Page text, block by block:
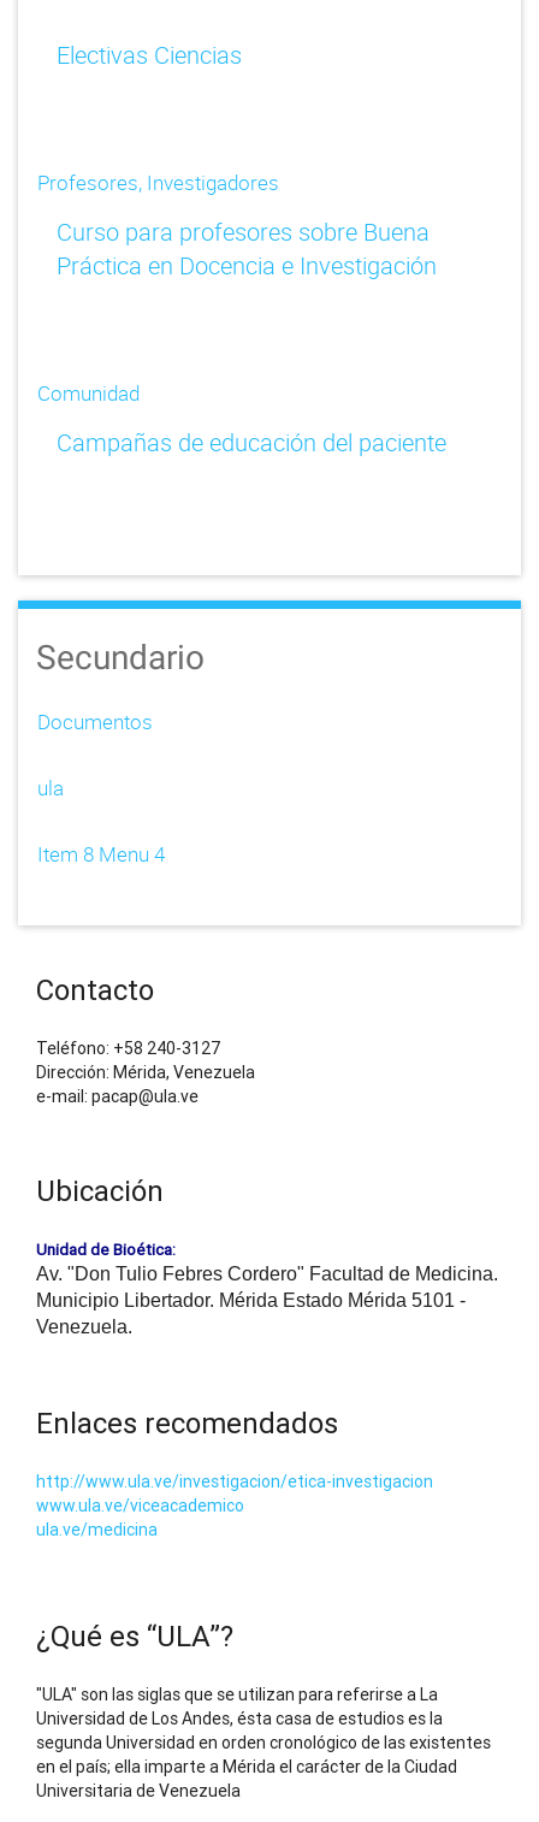
Electivas Ciencias
Profesores, Investigadores
Curso para profesores sobre Buena
Práctica en Docencia e Investigación
Comunidad
Campañas de educación del paciente
Secundario
Documentos
ula
Item 8 Menu 4
Contacto
Teléfono: +58 240-3127
Dirección: Mérida, Venezuela
e-mail: pacap@ula.ve
Ubicación
Unidad de Bioética:
Av. "Don Tulio Febres Cordero" Facultad de Medicina.
Municipio Libertador. Mérida Estado Mérida 5101 -
Venezuela.
Enlaces recomendados
http://www.ula.ve/investigacion/etica-investigacion
www.ula.ve/viceacademico
ula.ve/medicina
¿Qué es “ULA”?
"ULA" son las siglas que se utilizan para referirse a La
Universidad de Los Andes, ésta casa de estudios es la
segunda Universidad en orden cronológico de las existentes
en el país; ella imparte a Mérida el carácter de la Ciudad
Universitaria de Venezuela